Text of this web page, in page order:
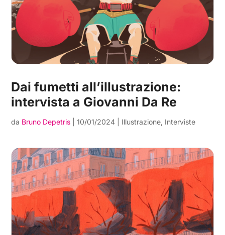
Dai fumetti all’illustrazione:
intervista a Giovanni Da Re
da Bruno Depetris |10/01/2024 Illustrazione, Interviste